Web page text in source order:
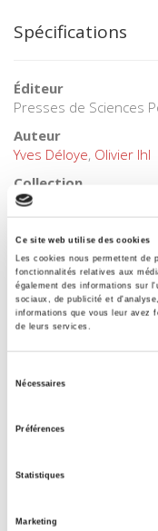
Ce site web utilise des cookies
Les cookies nous permettent de
fonctionnalités relatives aux
également des informations sur
sociaux, de publicité et
informations que vous leur avez
de leurs services.
Nécessaires
Préférences
Statistiques
Marketing
Spécifications
Éditeur
Presses de Sciences
Auteur
Yves Déloye, Olivier Ihl
Collection
Références
français
Mots clés
Comportements
Représentation
électoral
Internet Hierarchy
Internet Hierarchy
Internet Hierarchy
Internet Hierarchy